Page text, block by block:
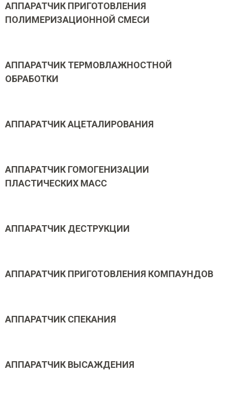
АППАРАТЧИК ПРИГОТОВЛЕНИЯ
ПОЛИМЕРИЗАЦИОННОЙ СМЕСИ
АППАРАТЧИК ТЕРМОВЛАЖНОСТНОЙ
ОБРАБОТКИ
АППАРАТЧИК АЦЕТАЛИРОВАНИЯ
АППАРАТЧИК ГОМОГЕНИЗАЦИИ
ПЛАСТИЧЕСКИХ МАСС
АППАРАТЧИК ДЕСТРУКЦИИ
АППАРАТЧИК ПРИГОТОВЛЕНИЯ КОМПАУНДОВ
АППАРАТЧИК СПЕКАНИЯ
АППАРАТЧИК ВЫСАЖДЕНИЯ